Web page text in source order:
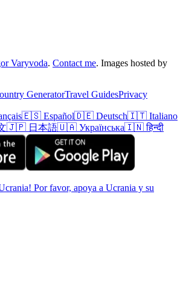
Varyvoda. Contact me. Images hosted by
GeneratorTravel GuidesPrivacy
🇪🇸 Español🇩🇪 Deutsch🇮🇹 Italiano
🇯🇵 日本語🇺🇦 Українська🇮🇳 हिन्दी
Por favor, apoya a Ucrania y su